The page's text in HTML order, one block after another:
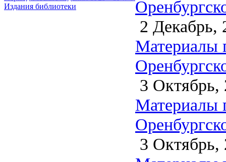
Издания библиотеки
2 Декабрь,
Материалы
3 Октябрь,
Материалы
3 Октябрь,